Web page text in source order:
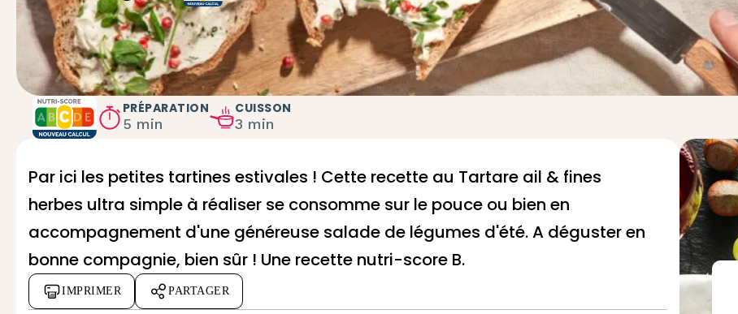
PRÉPARATION
5 min
CUISSON
3 min
Par ici les petites tartines estivales ! Cette recette au Tartare ail & fines
herbes ultra simple à réaliser se consomme sur le pouce ou bien en
accompagnement d'une généreuse salade de légumes d'été. A déguster en
bonne compagnie, bien sûr ! Une recette nutri-score B.
IMPRIMER PARTAGER